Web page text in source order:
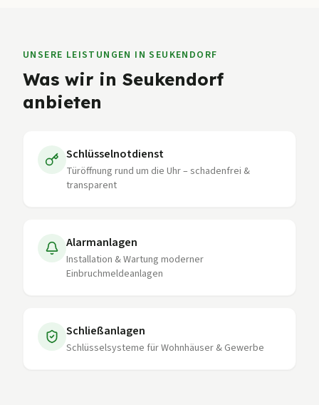
UNSERE LEISTUNGEN INSEUKENDORF
Was wir in Seukendorf
anbieten
Schlüsselnotdienst
Türöffnung rund um die Uhr – schadenfrei &
transparent
Alarmanlagen
Installation & Wartung moderner
Einbruchmeldeanlagen
Schließanlagen
Schlüsselsysteme für Wohnhäuser & Gewerbe